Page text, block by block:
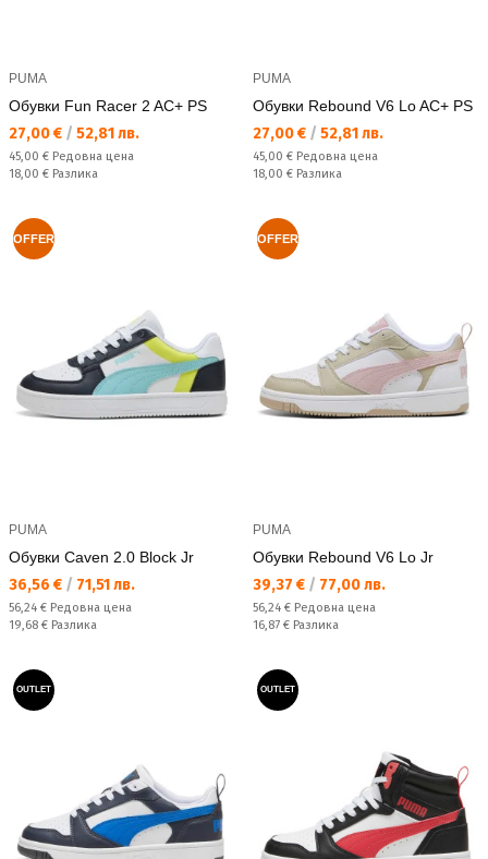
PUMA
Обувки Fun Racer 2 AC+ PS
Текуща цена:
27,00 € / 52,81 лв.
Редовна цена:
45,00 € Редовна цена
Спестявате:
18,00 € Разлика
PUMA
Обувки Rebound V6 Lo AC+ PS
Текуща цена:
27,00 € / 52,81 лв.
Редовна цена:
45,00 € Редовна цена
Спестявате:
18,00 € Разлика
OFFER
PUMA
Обувки Caven 2.0 Block Jr
Текуща цена:
36,56 € / 71,51 лв.
Редовна цена:
56,24 € Редовна цена
Спестявате:
19,68 € Разлика
OFFER
PUMA
Обувки Rebound V6 Lo Jr
Текуща цена:
39,37 € / 77,00 лв.
Редовна цена:
56,24 € Редовна цена
Спестявате:
16,87 € Разлика
OUTLET OUTLET